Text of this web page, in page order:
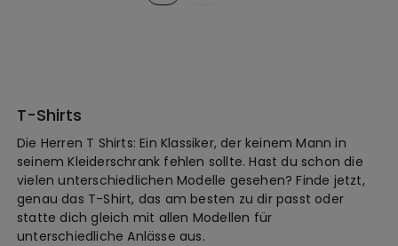
T-Shirts
Die Herren T Shirts: Ein Klassiker, der keinem Mann in
seinem Kleiderschrank fehlen sollte. Hast du schon die
vielen unterschiedlichen Modelle gesehen? Finde jetzt,
genau das T-Shirt, das am besten zu dir passt oder
statte dich gleich mit allen Modellen für
unterschiedliche Anlässe aus.